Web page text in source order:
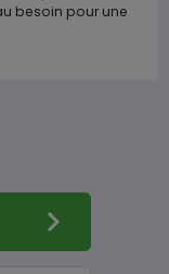
besoin pour une